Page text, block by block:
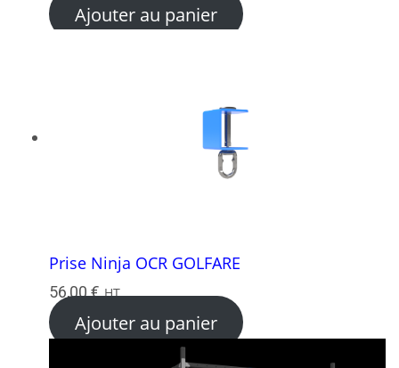
Ajouter au panier
Prise Ninja OCR GOLFARE
56,00€ HT
Ajouter au panier